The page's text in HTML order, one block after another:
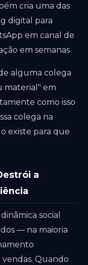
cria uma das
digital para
em canal de
em semanas.
alguma colega
material" em
como isso
colega na
existe para que
a
social
— na maioria
vendas. Quando